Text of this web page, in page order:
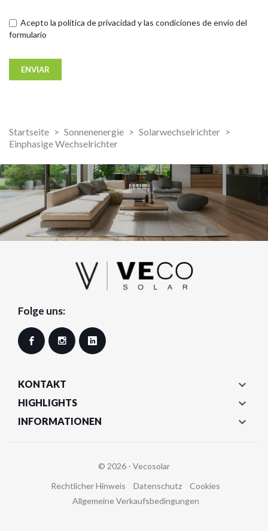
Startseite Sonnenenergie
Solarwechselrichter
Einphasige Wechselrichter
Acepto la política de privacidad y las condiciones de envío del
formulario
Folge uns:
Facebook Instagram
KONTAKT 
HIGHLIGHTS 
INFORMATIONEN 
© 2026 - Vecosolar
Rechtlicher Hinweis
Datenschutz
Cookies
Allgemeine Verkaufsbedingungen